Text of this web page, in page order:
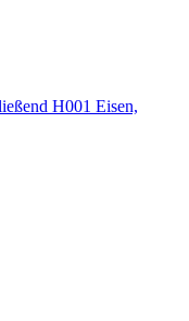
H001 Eisen,